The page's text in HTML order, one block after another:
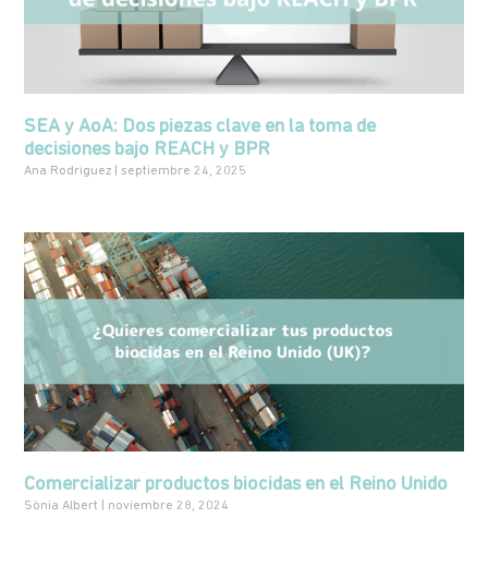
SEA y AoA: Dos piezas clave en la toma de
decisiones bajo REACH y BPR
Ana Rodríguez septiembre 24, 2025
Comercializar productos biocidas en el Reino Unido
Sònia Albert noviembre 28, 2024